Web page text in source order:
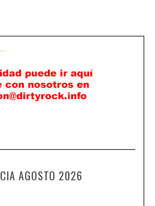
AGOSTO 2026